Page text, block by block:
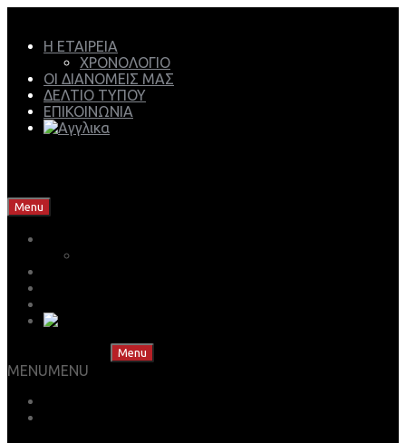
Η ΕΤΑΙΡΕΙΑ
ΧΡΟΝΟΛΟΓΙΟ
ΟΙ ΔΙΑΝΟΜΕΙΣ ΜΑΣ
ΔΕΛΤΙΟ ΤΥΠΟΥ
ΕΠΙΚΟΙΝΩΝΙΑ
Menu
Menu
MENUMENU